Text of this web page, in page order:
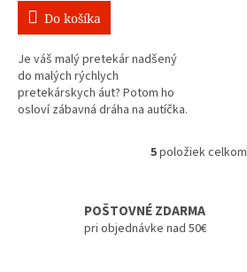
Do košíka
Je váš malý pretekár nadšený
do malých rýchlych
pretekárskych áut? Potom ho
osloví zábavná dráha na autíčka.
zostavíte a hneď sa vaše dieťa
môže prechádzať zákrutami. Na
pretekár.Dráha na autíčka
O
á
d
5položiek celkom
POŠTOVNÉ ZDARMA
pri objednávke nad 50€